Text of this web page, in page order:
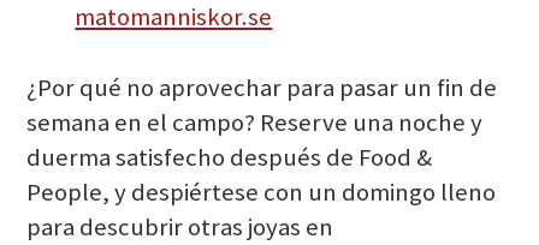
matomanniskor.se
¿Por qué no aprovechar para pasar un fin de
semana en el campo? Reserve una noche y
duerma satisfecho después de Food &
People, y despiértese con un domingo lleno
para descubrir otras joyas en